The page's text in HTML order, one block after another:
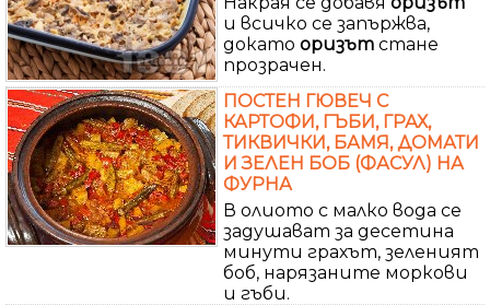
и всичко се запържва,
докато оризът стане
прозрачен.
ПОСТЕН ГЮВЕЧ С
КАРТОФИ, ГЪБИ, ГРАХ,
ТИКВИЧКИ, БАМЯ, ДОМАТИ
И ЗЕЛЕН БОБ (ФАСУЛ) НА
ФУРНА
В олиото с малко вода се
задушават за десетина
минути грахът, зеленият
боб, нарязаните моркови
и гъби.